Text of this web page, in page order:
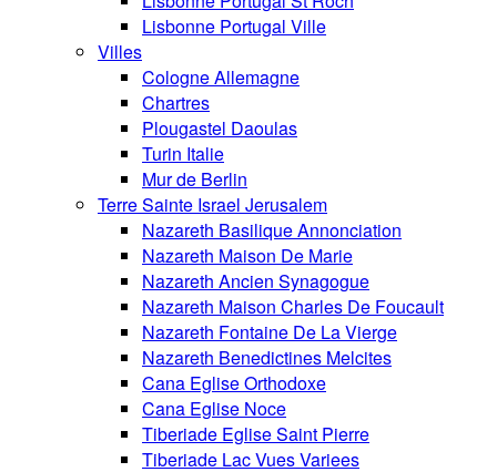
Lisbonne Portugal Ville
Villes
Cologne Allemagne
Chartres
Plougastel Daoulas
Turin Italie
Mur de Berlin
Terre Sainte Israel Jerusalem
Nazareth Basilique Annonciation
Nazareth Maison De Marie
Nazareth Ancien Synagogue
Nazareth Maison Charles De Foucault
Nazareth Fontaine De La Vierge
Nazareth Benedictines Melcites
Cana Eglise Orthodoxe
Cana Eglise Noce
Tiberiade Eglise Saint Pierre
Tiberiade Lac Vues Variees